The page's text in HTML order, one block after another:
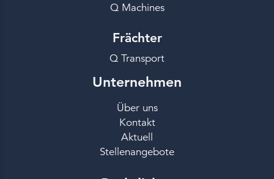
Q Machines
Frächter
Q Transport
Unternehmen
Über uns
Kontakt
Aktuell
Stellenangebote